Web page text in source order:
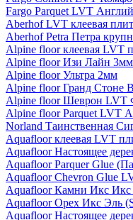
Fargo Parquet LVT
Aberhof LVT клеевая
Aberhof Petra Петра
Alpine floor клеевая LVT
Alpine floor Изи Лайн 3мм
Alpine floor Ультра 2мм
Alpine floor Гранд Стоне
Alpine floor Шеврон LVT
Alpine floor Parquet LVT
Norland Таинственная
Aquafloor клеевая LVT
Aquafloor Настоящее
Aquafloor Parquer Glue
Aquafloor Chevron Glue
Aquafloor Камни Икс
Aquafloor Орех Икс Эль
Aquafloor Настоящее